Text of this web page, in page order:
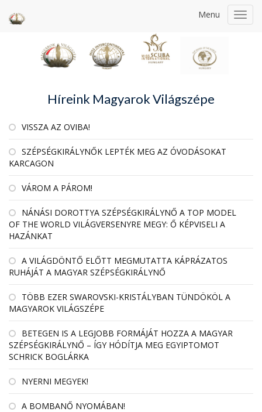
Menu
Híreink Magyarok Világszépe
VISSZA AZ OVIBA!
SZÉPSÉGKIRÁLYNŐK LEPTÉK MEG AZ ÓVODÁSOKAT
KARCAGON
VÁROM A PÁROM!
NÁNÁSI DOROTTYA SZÉPSÉGKIRÁLYNŐ A TOP MODEL
OF THE WORLD VILÁGVERSENYRE MEGY: Ő KÉPVISELI A
HAZÁNKAT
A VILÁGDÖNTŐ ELŐTT MEGMUTATTA KÁPRÁZATOS
RUHÁJÁT A MAGYAR SZÉPSÉGKIRÁLYNŐ
TÖBB EZER SWAROVSKI-KRISTÁLYBAN TÜNDÖKÖL A
MAGYAROK VILÁGSZÉPE
BETEGEN IS A LEGJOBB FORMÁJÁT HOZZA A MAGYAR
SZÉPSÉGKIRÁLYNŐ – ÍGY HÓDÍTJA MEG EGYIPTOMOT
SCHRICK BOGLÁRKA
NYERNI MEGYEK!
A BOMBANŐ NYOMÁBAN!